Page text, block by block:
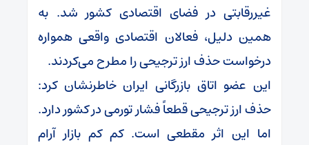
غیررقابتی در فضای اقتصادی کشور شد. به
همین دلیل، فعالان اقتصادی واقعی همواره
درخواست حذف ارز ترجیحی را مطرح می‌کردند.
این عضو اتاق بازرگانی ایران خاطرنشان کرد:
حذف ارز ترجیحی قطعاً فشار تورمی در کشور دارد.
اما این اثر مقطعی است. کم کم بازار آرام